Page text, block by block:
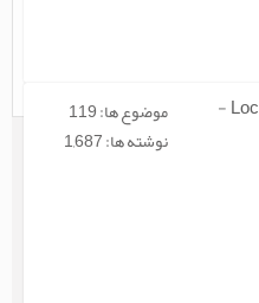
فارسی سازی و Localization -
موضوع ها: 119
نوشته ها: 1,687